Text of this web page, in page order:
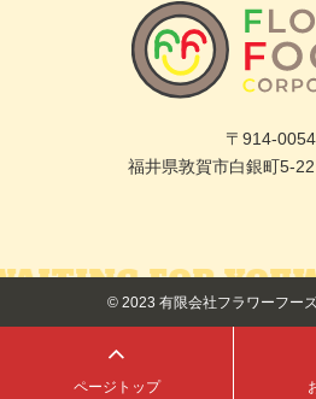
ページトップ
〒914-0054
福井県敦賀市白銀町5-
FOR YOU
© 2023 有限会社フラワーフー